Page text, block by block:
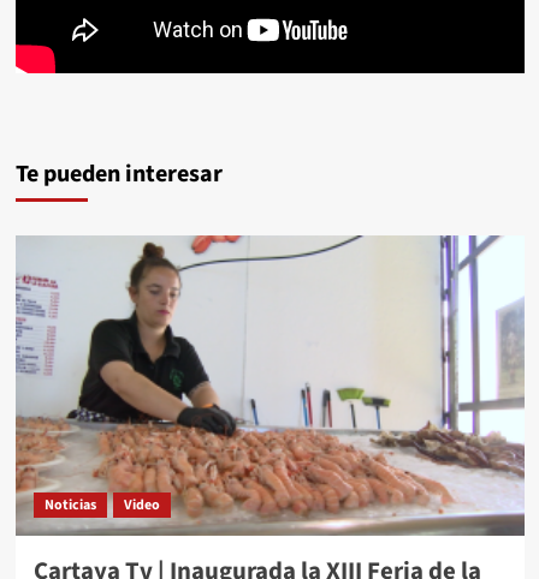
Te pueden interesar
Noticias Video
Cartaya Tv | Inaugurada la XIII Feria de la